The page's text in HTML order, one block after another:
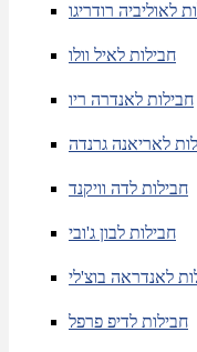
לאוליביה רודריגו
חבילות לאיל וולו
חבילות לאנדרה ריו
לאריאנה גרנדה
חבילות לדה וויקנד
חבילות לבון ג'ובי
לאנדראה בוצ'לי
חבילות לדיפ פרפל